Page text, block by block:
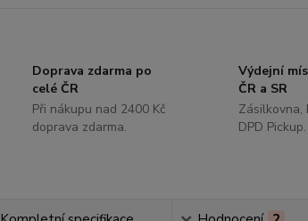
Doprava zdarma po
celé ČR
Při nákupu nad 2400 Kč
doprava zdarma.
Výdejní
ČR a SR
Zásilkovna,
DPD Pickup.